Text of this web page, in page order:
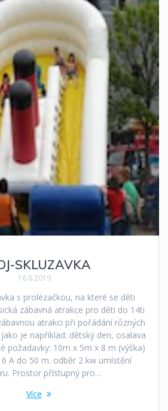
SKLUZAVKA
16.8.2019
s prolézačkou, na které se děti
zábavná atrakce pro děti do 14ti
atrakci při pořádání různých
je například: dětský den, osalava
požadavky: 10m x 5m x 8 m (výška)
A do 50 m. odběr 2 kw umístění
Prostor přístupný pro…
Více